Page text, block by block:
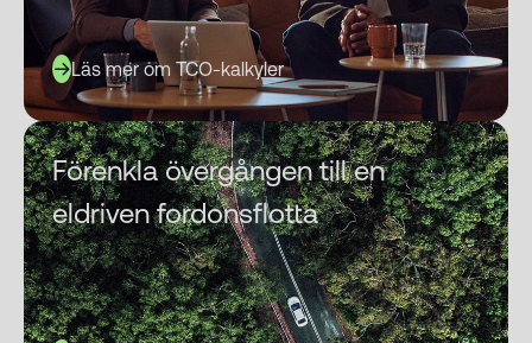
Läs mer om TCO-kalkyler
Förenkla övergången till en
eldriven fordonsflotta
Analys